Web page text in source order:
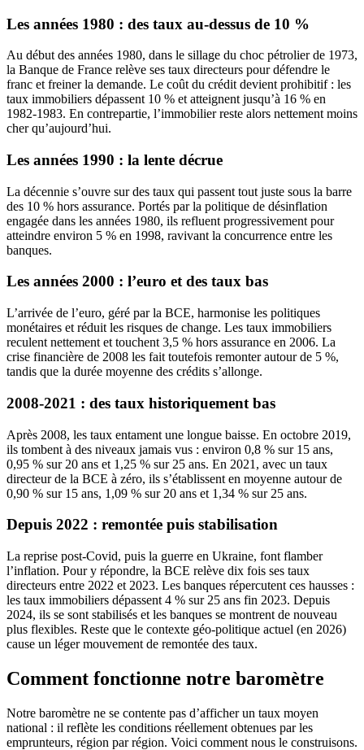
Les années 1980 : des taux au-dessus de 10 %
Au début des années 1980, dans le sillage du choc pétrolier de 1973,
la Banque de France relève ses taux directeurs pour défendre le
franc et freiner la demande. Le coût du crédit devient prohibitif : les
taux immobiliers dépassent 10 % et atteignent jusqu’à 16 % en
1982-1983. En contrepartie, l’immobilier reste alors nettement moins
cher qu’aujourd’hui.
Les années 1990 : la lente décrue
La décennie s’ouvre sur des taux qui passent tout juste sous la barre
des 10 % hors assurance. Portés par la politique de désinflation
engagée dans les années 1980, ils refluent progressivement pour
atteindre environ 5 % en 1998, ravivant la concurrence entre les
banques.
Les années 2000 : l’euro et des taux bas
L’arrivée de l’euro, géré par la BCE, harmonise les politiques
monétaires et réduit les risques de change. Les taux immobiliers
reculent nettement et touchent 3,5 % hors assurance en 2006. La
crise financière de 2008 les fait toutefois remonter autour de 5 %,
tandis que la durée moyenne des crédits s’allonge.
2008-2021 : des taux historiquement bas
Après 2008, les taux entament une longue baisse. En octobre 2019,
ils tombent à des niveaux jamais vus : environ 0,8 % sur 15 ans,
0,95 % sur 20 ans et 1,25 % sur 25 ans. En 2021, avec un taux
directeur de la BCE à zéro, ils s’établissent en moyenne autour de
0,90 % sur 15 ans, 1,09 % sur 20 ans et 1,34 % sur 25 ans.
Depuis 2022 : remontée puis stabilisation
La reprise post-Covid, puis la guerre en Ukraine, font flamber
l’inflation. Pour y répondre, la BCE relève dix fois ses taux
directeurs entre 2022 et 2023. Les banques répercutent ces hausses :
les taux immobiliers dépassent 4 % sur 25 ans fin 2023. Depuis
2024, ils se sont stabilisés et les banques se montrent de nouveau
plus flexibles. Reste que le contexte géo-politique actuel (en 2026)
cause un léger mouvement de remontée des taux.
Comment fonctionne notre baromètre
Notre baromètre ne se contente pas d’afficher un taux moyen
national : il reflète les conditions réellement obtenues par les
emprunteurs, région par région. Voici comment nous le construisons.